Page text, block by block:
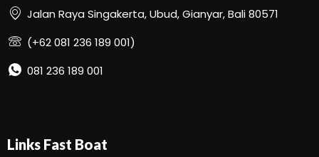
Jalan Raya Singakerta, Ubud, Gianyar, Bali 80571
(+62 081 236 189 001)
081 236 189 001
Links Fast Boat